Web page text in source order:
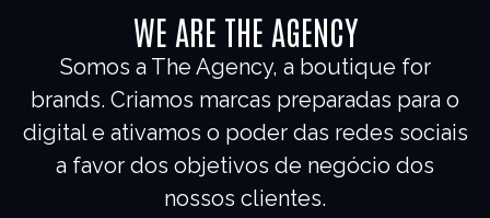
WE ARE THE AGENCY
Somos a The Agency, a boutique for
brands. Criamos marcas preparadas para o
digital e ativamos o poder das redes sociais
a favor dos objetivos de negócio dos
nossos clientes.